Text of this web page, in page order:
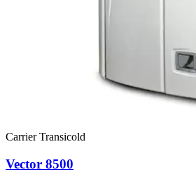
Carrier Transicold
Vector 8500